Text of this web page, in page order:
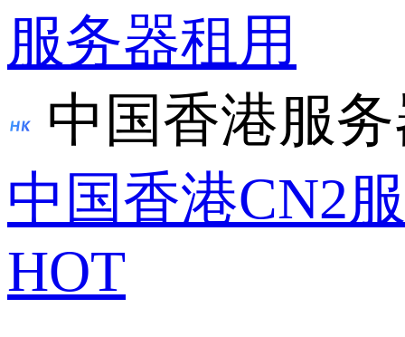
服务器租用
中国香港服
中国香港CN2
HOT